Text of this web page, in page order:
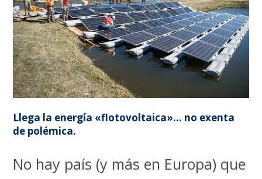
Llega la energía «flotovoltaica»… no exenta
de polémica.
No hay país (y más en Europa) que